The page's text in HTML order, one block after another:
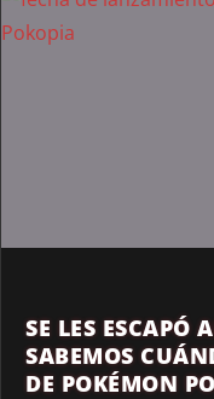
SE LES ESCAPÓ
SABEMOS
DE POKÉMON